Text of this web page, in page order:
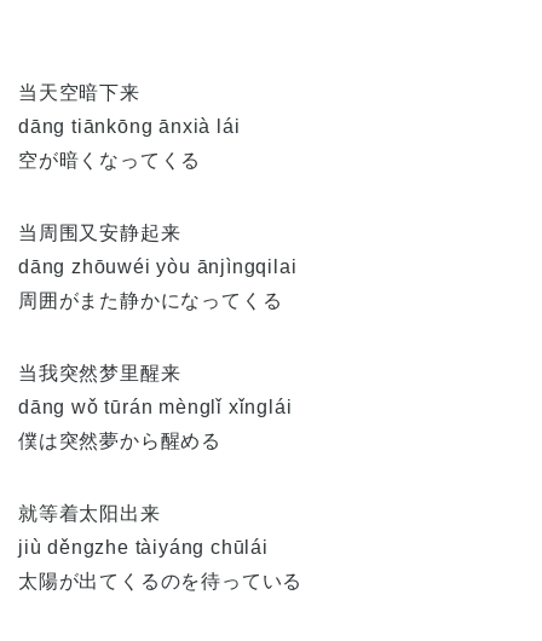
当天空暗下来
dāng tiānkōng ānxià lái
空が暗くなってくる
当周围又安静起来
dāng zhōuwéi yòu ānjìngqilai
周囲がまた静かになってくる
当我突然梦里醒来
dāng wǒ tūrán mènglǐ xǐnglái
僕は突然夢から醒める
就等着太阳出来
jiù děngzhe tàiyáng chūlái
太陽が出てくるのを待っている